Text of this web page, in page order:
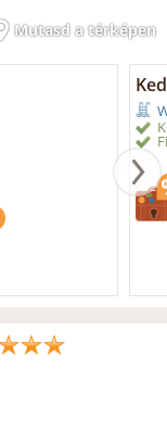
Mutasd a térképen